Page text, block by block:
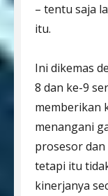
– tentu saja
itu.
Ini dikemas
8 dan ke-9
memberikan
menangani
prosesor
tetapi itu
kinerjanya